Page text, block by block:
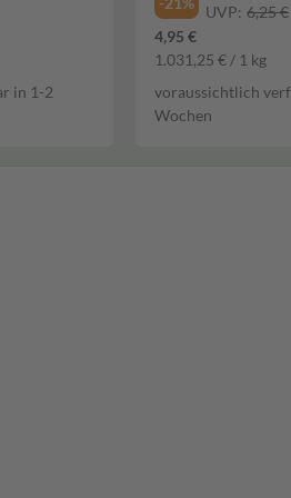
in 1-2
UVP: 6,25 €
4,95 €
1.031,25 € / 1 kg
voraussichtlich
Wochen